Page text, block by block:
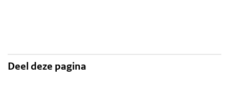
Deel deze pagina